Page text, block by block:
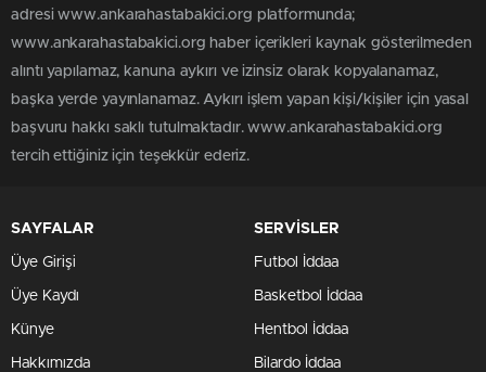
adresi www.ankarahastabakici.org platformunda;
www.ankarahastabakici.org haber içerikleri kaynak gösterilmeden
alıntı yapılamaz, kanuna aykırı ve izinsiz olarak kopyalanamaz,
başka yerde yayınlanamaz. Aykırı işlem yapan kişi/kişiler için yasal
başvuru hakkı saklı tutulmaktadır. www.ankarahastabakici.org
tercih ettiğiniz için teşekkür ederiz.
SAYFALAR
Üye Girişi
Üye Kaydı
Künye
Hakkımızda
SERVİSLER
Futbol İddaa
Basketbol İddaa
Hentbol İddaa
Bilardo İddaa